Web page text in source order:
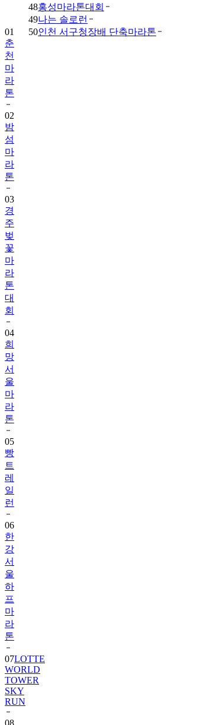
48홍성마라톤대회
49나는 솔로런
50인천 서구청장배 단축마라톤
01
춘
천
마
라
톤
02
밤
섬
마
라
톤
03
경
주
벚
꽃
마
라
톤
대
회
04
희
망
서
울
마
라
톤
05
빵
트
레
일
런
06
한
강
서
울
하
프
마
라
톤
07LOTTE
WORLD
TOWER
SKY
RUN
08